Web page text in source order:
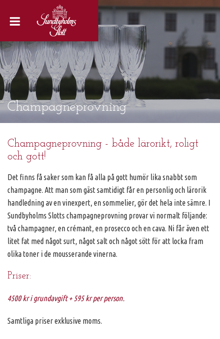
Champagneprovning
Champagneprovning - både lärorikt, roligt
och gott!
Det finns få saker som kan få alla på gott humör lika snabbt som
champagne. Att man som gäst samtidigt får en personlig och lärorik
handledning av en vinexpert, en sommelier, gör det hela inte sämre. I
Sundbyholms Slotts champagneprovning provar vi normalt följande:
två champagner, en crémant, en prosecco och en cava. Ni får även ett
litet fat med något surt, något salt och något sött för att locka fram
olika toner i de mousserande vinerna.
Priser:
4500 kr i grundavgift + 595 kr per person.
Samtliga priser exklusive moms.